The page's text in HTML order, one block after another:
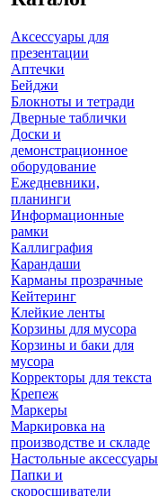
Аксессуары для
презентации
Аптечки
Бейджи
Блокноты и тетради
Дверные таблички
Доски и
демонстрационное
оборудование
Ежедневники,
планинги
Информационные
рамки
Каллиграфия
Карандаши
Карманы прозрачные
Кейтеринг
Клейкие ленты
Корзины для мусора
Корзины и баки для
мусора
Корректоры для текста
Крепеж
Маркеры
Маркировка на
производстве и складе
Настольные аксессуары
Папки и
скоросшиватели